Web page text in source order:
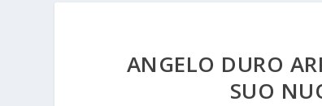
ANGELO DURO
SUO